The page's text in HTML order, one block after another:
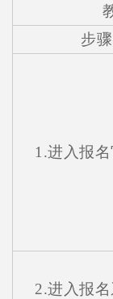
步骤
1.进入报名
2.进入报名